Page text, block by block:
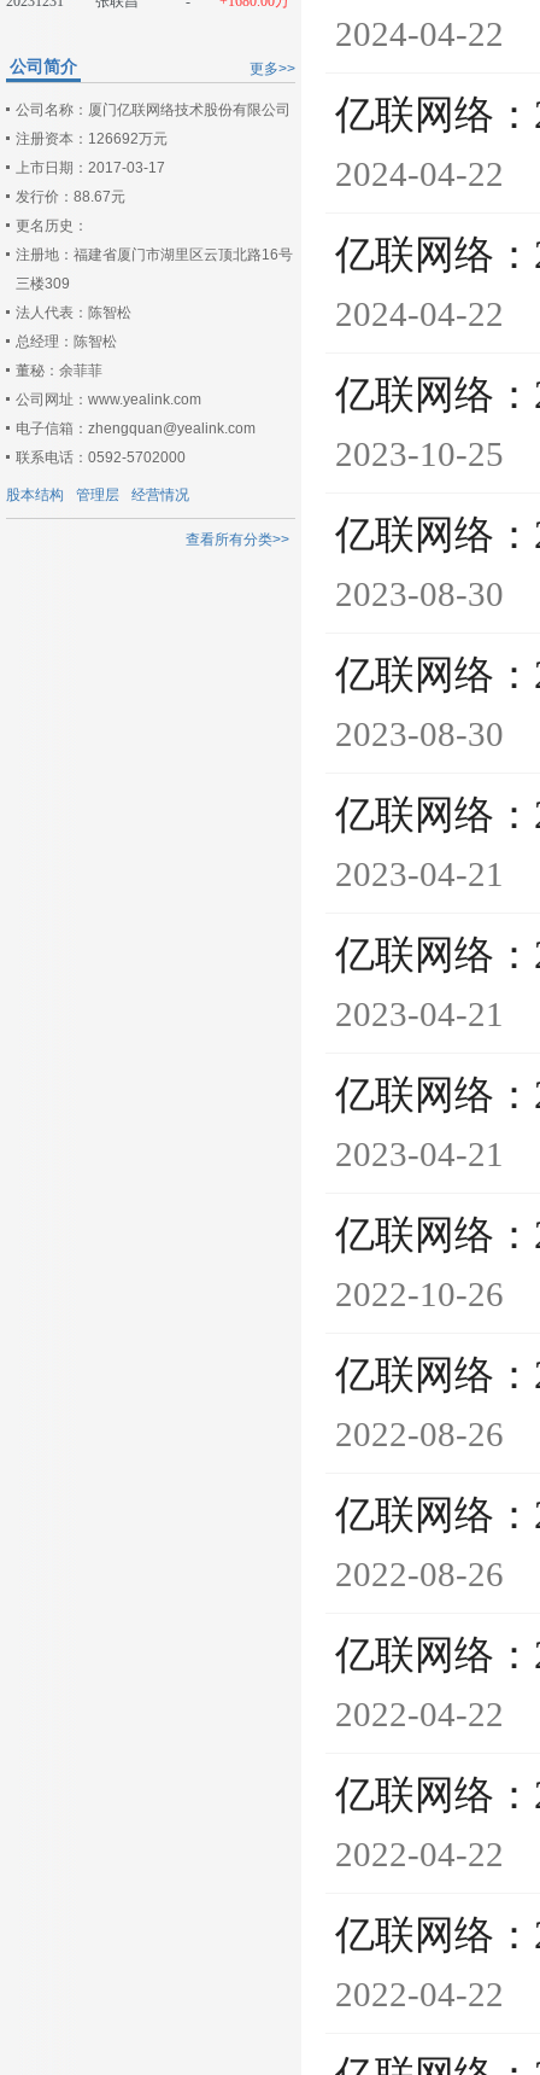
更多>>
公司简介
公司名称：厦门亿联网络技术股份有限公司
注册资本：126692万元
上市日期：2017-03-17
发行价：88.67元
更名历史：
注册地：福建省厦门市湖里区云顶北路16号
三楼309
法人代表：陈智松
总经理：陈智松
董秘：余菲菲
公司网址：www.yealink.com
电子信箱：zhengquan@yealink.com
联系电话：0592-5702000
股本结构 管理层 经营情况
查看所有分类>>
2024-04-22
亿联网络
2024-04-22
亿联网络
2024-04-22
亿联网络
2023-10-25
亿联网络
2023-08-30
亿联网络
2023-08-30
亿联网络
2023-04-21
亿联网络
2023-04-21
亿联网络
2023-04-21
亿联网络
2022-10-26
亿联网络
2022-08-26
亿联网络
2022-08-26
亿联网络
2022-04-22
亿联网络
2022-04-22
亿联网络
2022-04-22